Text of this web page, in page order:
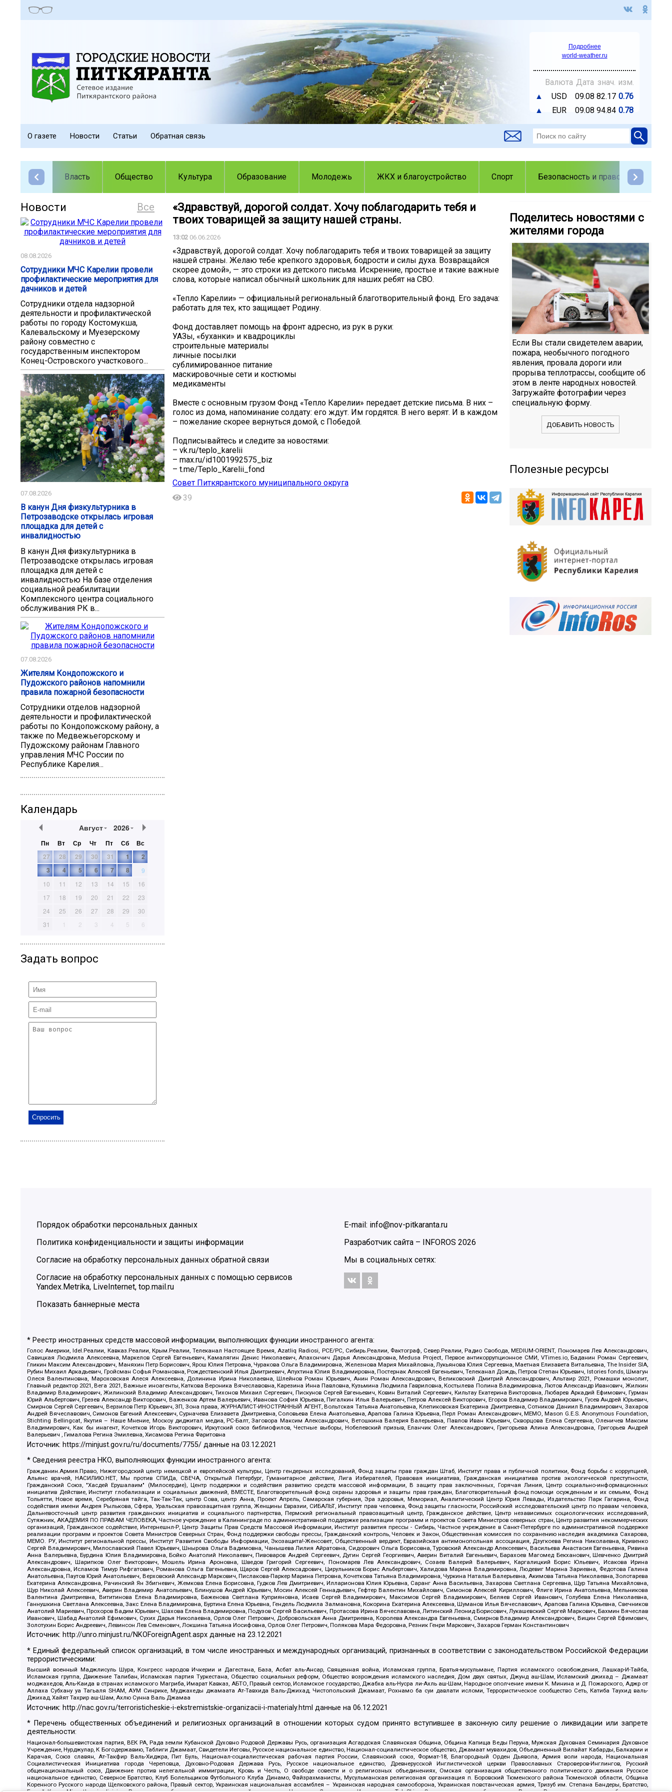
Подробнее
world-weather.ru
Валюта Дата знач. изм.
▲
USD 09.08 82.17 0.76
▲
EUR 09.08 94.84 0.78
О газете Новости Статьи Обратная связь
Власть Общество Культура Образование Молодежь ЖКХ и благоустройство Спорт Безопасность и правопорядок
Все
Новости
08.08.2026
Сотрудники МЧС Карелии провели
профилактические мероприятия для
дачников и детей
Сотрудники отдела надзорной
деятельности и профилактической
работы по городу Костомукша,
Калевальскому и Муезерскому
району совместно с
государственным инспектором
Конец-Островского участкового...
07.08.2026
В канун Дня физкультурника в
Петрозаводске открылась игровая
площадка для детей с
инвалидностью
В канун Дня физкультурника в
Петрозаводске открылась игровая
площадка для детей с
инвалидностью На базе отделения
социальной реабилитации
Комплексного центра социального
обслуживания РК в...
07.08.2026
Жителям Кондопожского и
Пудожского районов напомнили
правила пожарной безопасности
Сотрудники отделов надзорной
деятельности и профилактической
работы по Кондопожскому району, а
также по Медвежьегорскому и
Пудожскому районам Главного
управления МЧС России по
Республике Карелия...
Календарь
Август 2026
Пн Вт Ср Чт Пт Сб
Вс
27
28 29 30 31 1
2
3
4 5 6 7 8
9
10
11 12 13 14 15
16
17
18 19 20 21 22
23
24
25 26 27 28 29
30
31
1 2 3 4 5 6
Задать вопрос
«Здравствуй, дорогой солдат. Хочу поблагодарить тебя и
твоих товарищей за защиту нашей страны.
13:02 06.06.2026
«Здравствуй, дорогой солдат. Хочу поблагодарить тебя и твоих товарищей за защиту
нашей страны. Желаю тебе крепкого здоровья, бодрости и силы духа. Возвращайся
скорее домой», — это строки из детского письма. Искренние, простые и такие важные
слова, которые написал обычный школьник для наших ребят на СВО.
«Тепло Карелии» — официальный региональный благотворительный фонд. Его задача:
работать для тех, кто защищает Родину.
Фонд доставляет помощь на фронт адресно, из рук в руки:
УАЗы, «буханки» и квадроциклы
строительные материалы
личные посылки
сублимированное питание
маскировочные сети и костюмы
медикаменты
Вместе с основным грузом Фонд «Тепло Карелии» передает детские письма. В них –
голос из дома, напоминание солдату: его ждут. Им гордятся. В него верят. И в каждом
– пожелание скорее вернуться домой, с Победой.
Подписывайтесь и следите за новостями:
– vk.ru/teplo_karelii
– max.ru/id1001992575_biz
– t.me/Teplo_Karelii_fond
Совет Питкярантского муниципального округа
39
Поделитесь новостями с
жителями города
Если Вы стали свидетелем аварии,
пожара, необычного погодного
явления, провала дороги или
прорыва теплотрассы, сообщите об
этом в ленте народных новостей.
Загружайте фотографии через
специальную форму.
ДОБАВИТЬ НОВОСТЬ
Полезные ресурсы
Порядок обработки персональных данных
Политика конфиденциальности и защиты информации
Согласие на обработку персональных данных обратной связи
Согласие на обработку персональных данных с помощью сервисов
Yandex.Metrika, LiveInternet, top.mail.ru
Показать баннерные места
E-mail: info@nov-pitkaranta.ru
Разработчик сайта – INFOROS 2026
Мы в социальных сетях:
* Реестр иностранных средств массовой информации, выполняющих функции иностранного агента:
Голос Америки, Idel.Реалии, Кавказ.Реалии, Крым.Реалии, Телеканал Настоящее Время, Azatliq Radiosi, PCE/PC, Сибирь.Реалии, Фактограф, Север.Реалии, Радио Свобода, MEDIUM-ORIENT, Пономарев Лев Александрович,
Савицкая Людмила Алексеевна, Маркелов Сергей Евгеньевич, Камалягин Денис Николаевич, Апахончич Дарья Александровна, Medusa Project, Первое антикоррупционное СМИ, VTimes.io, Баданин Роман Сергеевич,
Гликин Максим Александрович, Маняхин Петр Борисович, Ярош Юлия Петровна, Чуракова Ольга Владимировна, Железнова Мария Михайловна, Лукьянова Юлия Сергеевна, Маетная Елизавета Витальевна, The Insider SIA,
Рубин Михаил Аркадьевич, Гройсман Софья Романовна, Рождественский Илья Дмитриевич, Апухтина Юлия Владимировна, Постернак Алексей Евгеньевич, Телеканал Дождь, Петров Степан Юрьевич, Istories fonds, Шмагун
Олеся Валентиновна, Мароховская Алеся Алексеевна, Долинина Ирина Николаевна, Шлейнов Роман Юрьевич, Анин Роман Александрович, Великовский Дмитрий Александрович, Альтаир 2021, Ромашки монолит,
Главный редактор 2021, Вега 2021, Важные иноагенты, Каткова Вероника Вячеславовна, Карезина Инна Павловна, Кузьмина Людмила Гавриловна, Костылева Полина Владимировна, Лютов Александр Иванович, Жилкин
Владимир Владимирович, Жилинский Владимир Александрович, Тихонов Михаил Сергеевич, Пискунов Сергей Евгеньевич, Ковин Виталий Сергеевич, Кильтау Екатерина Викторовна, Любарев Аркадий Ефимович, Гурман
Юрий Альбертович, Грезев Александр Викторович, Важенков Артем Валерьевич, Иванова София Юрьевна, Пигалкин Илья Валерьевич, Петров Алексей Викторович, Егоров Владимир Владимирович, Гусев Андрей Юрьевич,
Смирнов Сергей Сергеевич, Верзилов Петр Юрьевич, ЗП, Зона права, ЖУРНАЛИСТ-ИНОСТРАННЫЙ АГЕНТ, Вольтская Татьяна Анатольевна, Клепиковская Екатерина Дмитриевна, Сотников Даниил Владимирович, Захаров
Андрей Вячеславович, Симонов Евгений Алексеевич, Сурначева Елизавета Дмитриевна, Соловьева Елена Анатольевна, Арапова Галина Юрьевна, Перл Роман Александрович, МЕМО, Mason G.E.S. Anonymous Foundation,
Stichting Bellingcat, Якутия – Наше Мнение, Москоу диджитал медиа, РС-Балт, Заговора Максим Александрович, Ветошкина Валерия Валерьевна, Павлов Иван Юрьевич, Скворцова Елена Сергеевна, Оленичев Максим
Владимирович, Как бы инагент, Кочетков Игорь Викторович, Иркутский союз библиофилов, Честные выборы, Нобелевский призыв, Еланчик Олег Александрович, Григорьева Алина Александровна, Григорьев Андрей
Валерьевич , Гималова Регина Эмилевна, Хисамова Регина Фаритовна
Источник: https://minjust.gov.ru/ru/documents/7755/ данные на03.12.2021
* Сведения реестра НКО, выполняющих функции иностранного агента:
Гражданин.Армия.Право, Нижегородский центр немецкой и европейской культуры, Центр гендерных исследований, Фонд защиты прав граждан Штаб, Институт права и публичной политики, Фонд борьбы с коррупцией,
Альянс врачей, НАСИЛИЮ.НЕТ, Мы против СПИДа, СВЕЧА, Открытый Петербург, Гуманитарное действие, Лига Избирателей, Правовая инициатива, Гражданская инициатива против экологической преступности,
Гражданский Союз, "Хасдей Ерушалаим" (Милосердие), Центр поддержки и содействия развитию средств массовой информации, В защиту прав заключенных, Горячая Линия, Центр социально-информационных
инициатив Действие, Институт глобализации и социальных движений, ВМЕСТЕ, Благотворительный фонд охраны здоровья и защиты прав граждан, Благотворительный фонд помощи осужденным и их семьям, Фонд
Тольятти, Новое время, Серебряная тайга, Так-Так-Так, центр Сова, центр Анна, Проект Апрель, Самарская губерния, Эра здоровья, Мемориал, Аналитический Центр Юрия Левады, Издательство Парк Гагарина, Фонд
содействия имени Андрея Рылькова, Сфера, Уральская правозащитная группа, Женщины Евразии, СИБАЛЬТ, Институт прав человека, Фонд защиты гласности, Российский исследовательский центр по правам человека,
Дальневосточный центр развития гражданских инициатив и социального партнерства, Пермский региональный правозащитный центр, Гражданское действие, Центр независимых социологических исследований,
Сутяжник, АКАДЕМИЯ ПО ПРАВАМ ЧЕЛОВЕКА, Частное учреждение в Калининграде по административной поддержке реализации программ и проектов Совета Министров северных стран, Центр развития некоммерческих
организаций, Гражданское содействие, Интернешнл-Р, Центр Защиты Прав Средств Массовой Информации, Институт развития прессы - Сибирь, Частное учреждение в Санкт-Петербурге по административной поддержке
реализации программ и проектов Совета Министров Северных Стран, Фонд поддержки свободы прессы, Гражданский контроль, Человек и Закон, Общественная комиссия по сохранению наследия академика Сахарова,
МЕМО. РУ, Институт региональной прессы, Институт Развития Свободы Информации, Экозащита!-Женсовет, Общественный вердикт, Евразийская антимонопольная ассоциация, Дзугкоева Регина Николаевна, Кривенко
Сергей Владимирович, Милославский Павел Юрьевич, Шнырова Ольга Вадимовна, Чанышева Лилия Айратовна, Сидорович Ольга Борисовна, Туровский Александр Алексеевич, Васильева Анастасия Евгеньевна, Ривина
Анна Валерьевна, Бурдина Юлия Владимировна, Бойко Анатолий Николаевич, Пивоваров Андрей Сергеевич, Дугин Сергей Георгиевич, Аверин Виталий Евгеньевич, Барахоев Магомед Бекханович, Шевченко Дмитрий
Александрович, Шарипков Олег Викторович, Мошель Ирина Ароновна, Шведов Григорий Сергеевич, Пономарев Лев Александрович, Созаев Валерий Валерьевич, Каргалицкий Борис Юльевич, Исакова Ирина
Александровна, Исламов Тимур Рифгатович, Романова Ольга Евгеньевна, Щаров Сергей Алексадрович, Цирульников Борис Альбертович, Халидова Марина Владимировна, Людевиг Марина Зариевна, Федотова Галина
Анатольевна, Паутов Юрий Анатольевич, Верховский Александр Маркович, Пислакова-Паркер Марина Петровна, Кочеткова Татьяна Владимировна, Чуркина Наталья Валерьевна, Акимова Татьяна Николаевна, Золотарева
Екатерина Александровна, Рачинский Ян Збигневич, Жемкова Елена Борисовна, Гудков Лев Дмитриевич, Илларионова Юлия Юрьевна, Саранг Анна Васильевна, Захарова Светлана Сергеевна, Щур Татьяна Михайловна,
Щур Николай Алексеевич, Аверин Владимир Анатольевич, Блинушов Андрей Юрьевич, Мосин Алексей Геннадьевич, Гефтер Валентин Михайлович, Симонов Алексей Кириллович, Флиге Ирина Анатольевна, Мельникова
Валентина Дмитриевна, Вититинова Елена Владимировна, Баженова Светлана Куприяновна, Исаев Сергей Владимирович, Максимов Сергей Владимирович, Беляев Сергей Иванович, Голубева Елена Николаевна,
Ганнушкина Светлана Алексеевна, Закс Елена Владимировна, Буртина Елена Юрьевна, Гендель Людмила Залмановна, Кокорина Екатерина Алексеевна, Шуманов Илья Вячеславович, Арапова Галина Юрьевна, Свечников
Анатолий Мариевич, Прохоров Вадим Юрьевич, Шахова Елена Владимировна, Подузов Сергей Васильевич, Протасова Ирина Вячеславовна, Литинский Леонид Борисович, Лукашевский Сергей Маркович, Бахмин Вячеслав
Иванович, Шабад Анатолий Ефимович, Сухих Дарья Николаевна, Орлов Олег Петрович, Добровольская Анна Дмитриевна, Королева Александра Евгеньевна, Смирнов Владимир Александрович, Вицин Сергей Ефимович,
Золотухин Борис Андреевич, Левинсон Лев Семенович, Локшина Татьяна Иосифовна, Орлов Олег Петрович, Полякова Мара Федоровна, Резник Генри Маркович, Захаров Герман Константинович
Источник: http://unro.minjust.ru/NKOForeignAgent.aspx данные на23.12.2021
* Единый федеральный список организаций, в том числе иностранных и международных организаций, признанных в соответствии с законодательством Российской Федерации
террористическими:
Высший военный Маджлисуль Шура, Конгресс народов Ичкерии и Дагестана, База, Асбат аль-Ансар, Священная война, Исламская группа, Братья-мусульмане, Партия исламского освобождения, Лашкар-И-Тайба,
Исламская группа, Движение Талибан, Исламская партия Туркестана, Общество социальных реформ, Общество возрождения исламского наследия, Дом двух святых, Джунд аш-Шам, Исламский джихад – Джамаат
моджахедов, Аль-Каида в странах исламского Магриба, Имарат Кавказ, АБТО, Правый сектор, Исламское государство, Джабха аль-Нусра ли-Ахль аш-Шам, Народное ополчение имени К. Минина и Д. Пожарского, Аджр от
Аллаха Субхану уа Тагьаля SHAM, АУМ Синрике, Муджахеды джамаата Ат-Тавхида Валь-Джихад, Чистопольский Джамаат, Рохнамо ба суи давлати исломи, Террористическое сообщество Сеть, Катиба Таухид валь-
Джихад, Хайят Тахрир аш-Шам, Ахлю Сунна Валь Джамаа
Источник: http://nac.gov.ru/terroristicheskie-i-ekstremistskie-organizacii-i-materialy.html данные на06.12.2021
* Перечень общественных объединений и религиозных организаций в отношении которых судом принято вступившее в законную силу решение о ликвидации или запрете
деятельности:
Национал-большевистская партия, ВЕК РА, Рада земли Кубанской Духовно Родовой Державы Русь, организация Асгардская Славянская Община, Община Капища Веды Перуна, Мужская Духовная Семинария Духовное
Учреждение, Нурджулар, К Богодержавию, Таблиги Джамаат, Свидетели Иеговы, Русское национальное единство, Национал-социалистическое общество, Джамаат мувахидов, Объединенный Вилайат Кабарды, Балкарии и
Карачая, Союз славян, Ат-Такфир Валь-Хиджра, Пит Буль, Национал-социалистическая рабочая партия России, Славянский союз, Формат-18, Благородный Орден Дьявола, Армия воли народа, Национальная
Социалистическая Инициатива города Череповца, Духовно-Родовая Держава Русь, Русское национальное единство, Древнерусской Инглистической церкви Православных Староверов-Инглингов, Русский
общенациональный союз, Движение против нелегальной иммиграции, Кровь и Честь, О свободе совести и о религиозных объединениях, Омская организация общественного политического движения Русское
национальное единство, Северное Братство, Клуб Болельщиков Футбольного Клуба Динамо, Файзрахманисты, Мусульманская религиозная организация п. Боровский Тюменского района Тюменской области, Община
Коренного Русского народа Щелковского района, Правый сектор, Украинская национальная ассамблея – Украинская народная самооборона, Украинская повстанческая армия, Тризуб им. Степана Бандеры, Братство,